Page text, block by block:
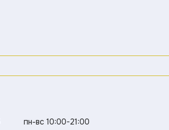
пн-вс 10:00-21:00